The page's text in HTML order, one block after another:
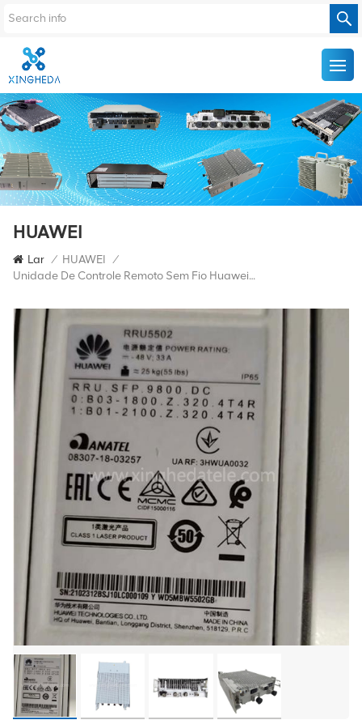
HUAWEI
Lar / HUAWEI /
Unidade De Controle Remoto Sem Fio Huawei RRU5502 02312BSJ Para DBS5900